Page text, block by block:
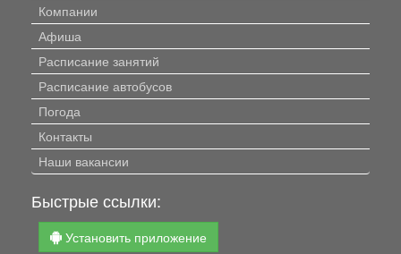
Компании
Афиша
Расписание занятий
Расписание автобусов
Погода
Контакты
Наши вакансии
Быстрые ссылки:
Установить приложение